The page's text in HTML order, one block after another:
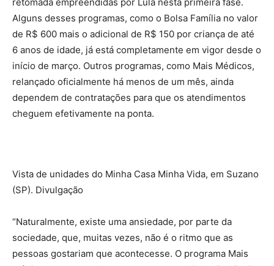
Alguns desses programas, como o Bolsa Família no valor
de R$ 600 mais o adicional de R$ 150 por criança de até
6 anos de idade, já está completamente em vigor desde o
início de março. Outros programas, como Mais Médicos,
relançado oficialmente há menos de um mês, ainda
dependem de contratações para que os atendimentos
cheguem efetivamente na ponta.
Vista de unidades do Minha Casa Minha Vida, em Suzano
(SP). Divulgação
“Naturalmente, existe uma ansiedade, por parte da
sociedade, que, muitas vezes, não é o ritmo que as
pessoas gostariam que acontecesse. O programa Mais